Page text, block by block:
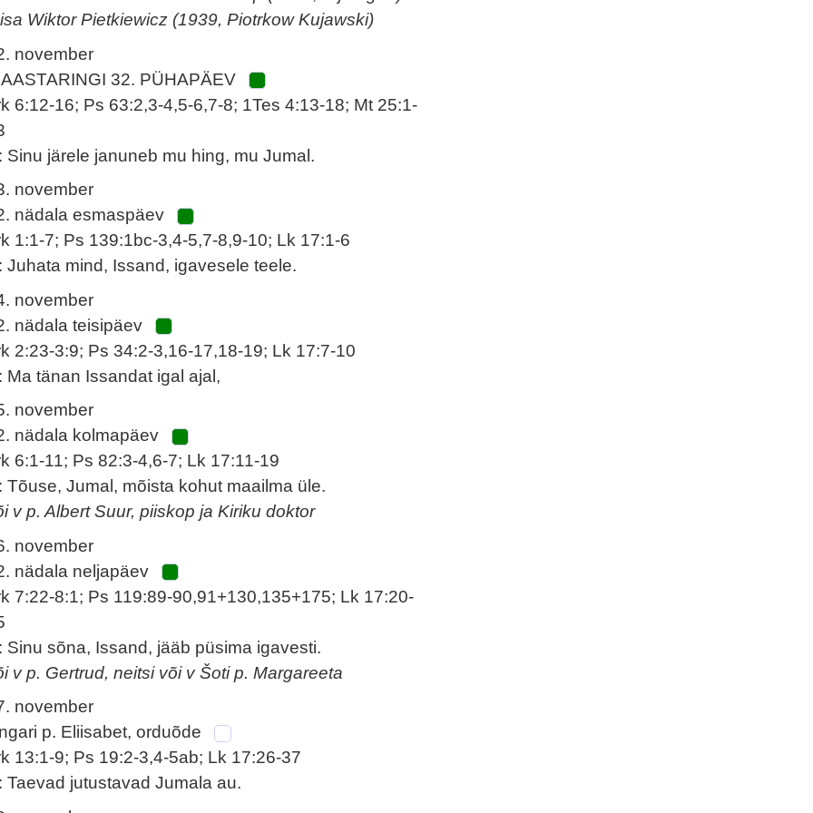
Wiktor Pietkiewicz (1939, Piotrkow Kujawski)
november
32. PÜHAPÄEV
6:12-16; Ps 63:2,3-4,5-6,7-8; 1Tes 4:13-18; Mt 25:1-
Sinu järele januneb mu hing, mu Jumal.
november
nädala esmaspäev
1:1-7; Ps 139:1bc-3,4-5,7-8,9-10; Lk 17:1-6
Juhata mind, Issand, igavesele teele.
november
nädala teisipäev
2:23-3:9; Ps 34:2-3,16-17,18-19; Lk 17:7-10
Ma tänan Issandat igal ajal,
november
nädala kolmapäev
6:1-11; Ps 82:3-4,6-7; Lk 17:11-19
Tõuse, Jumal, mõista kohut maailma üle.
v p. Albert Suur, piiskop ja Kiriku doktor
november
nädala neljapäev
7:22-8:1; Ps 119:89-90,91+130,135+175; Lk 17:20-
Sinu sõna, Issand, jääb püsima igavesti.
v p. Gertrud, neitsi või v Šoti p. Margareeta
november
p. Eliisabet, orduõde
13:1-9; Ps 19:2-3,4-5ab; Lk 17:26-37
Taevad jutustavad Jumala au.